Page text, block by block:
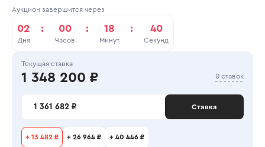
Аукцион завершится через
02
Дня
: 00
Часов
: 18
Минут
: 40
Секунд
Текущая ставка
1 348 200 ₽ 0 ставок
1 361 682 ₽ Ставка
+ 13 482 ₽ + 26 964 ₽ + 40 446 ₽